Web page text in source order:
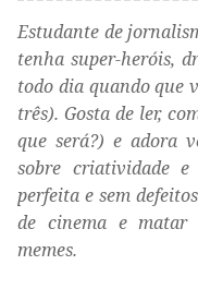
Estudante de
tenha super-heróis,
todo dia quando que
três). Gosta de ler,
que será?) e adora
sobre criatividade
perfeita e sem
de cinema e matar
memes.